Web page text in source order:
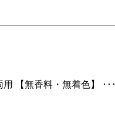
【無香料・無着色】 ･･･